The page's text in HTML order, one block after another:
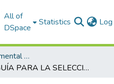
All of
DSpace
Statistics
3.- Estación Experimental Portoviejo
GUÍA PARA LA SELECCIÓN DE ÁRBOLES PLUS PARA LA PRODUCCIÓN FORESTAL